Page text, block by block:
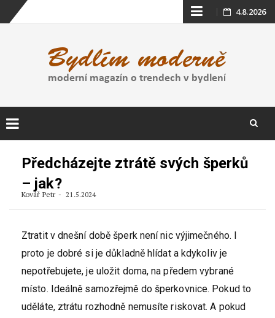
Skip
content
4.8.2026
Předcházejte ztrátě svých šperků
– jak?
Kovář Petr 21.5.2024
Ztratit v dnešní době šperk není nic výjimečného. I
proto je dobré si je důkladně hlídat a kdykoliv je
nepotřebujete, je uložit doma, na předem vybrané
místo. Ideálně samozřejmě do šperkovnice. Pokud to
uděláte, ztrátu rozhodně nemusíte riskovat. A pokud